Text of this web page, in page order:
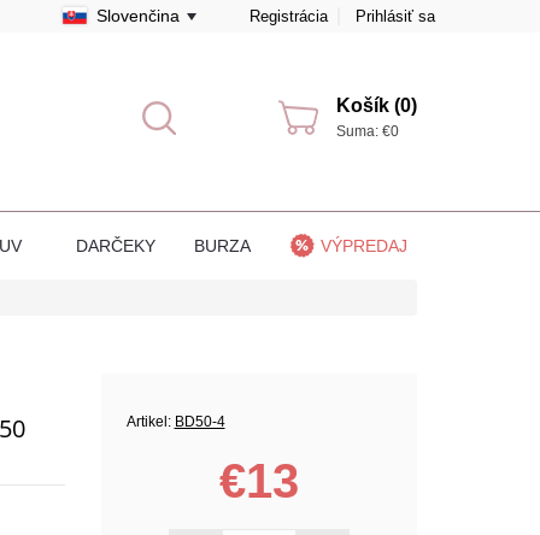
Slovenčina Registrácia Prihlásiť sa
Košík (0)
Suma: €0
DARČEKY BURZA VÝPREDAJ
Artikel: BD50-4
€13